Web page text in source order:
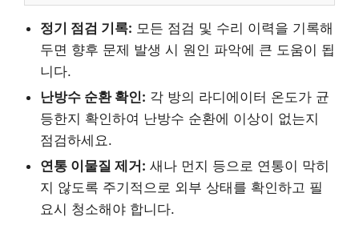
정기 점검 기록: 모든 점검 및 수리 이력을 기록해
두면 향후 문제 발생 시 원인 파악에 큰 도움이 됩
니다.
난방수 순환 확인: 각 방의 라디에이터 온도가 균
등한지 확인하여 난방수 순환에 이상이 없는지
점검하세요.
연통 이물질 제거: 새나 먼지 등으로 연통이 막히
지 않도록 주기적으로 외부 상태를 확인하고 필
요시 청소해야 합니다.